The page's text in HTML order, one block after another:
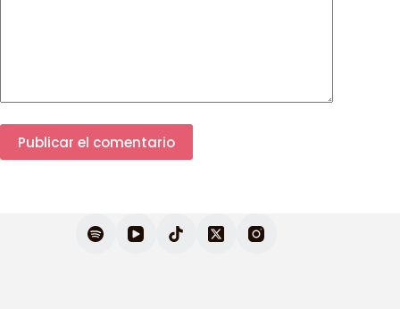
Publicar el comentario